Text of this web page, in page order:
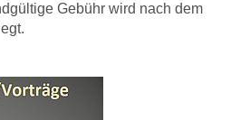
Gebühr wird nach dem